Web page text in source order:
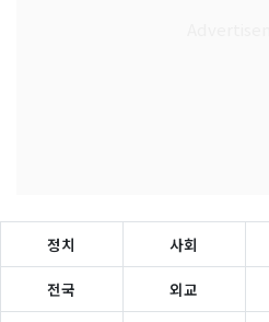
정치 사회
전국 외교